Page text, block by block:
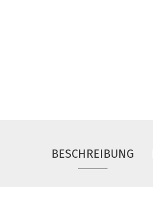
BESCHREIBUNG